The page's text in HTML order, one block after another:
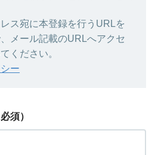
ス宛に本登録を行うURLを
メール記載のURLへアクセ
ください。
ー
必須）